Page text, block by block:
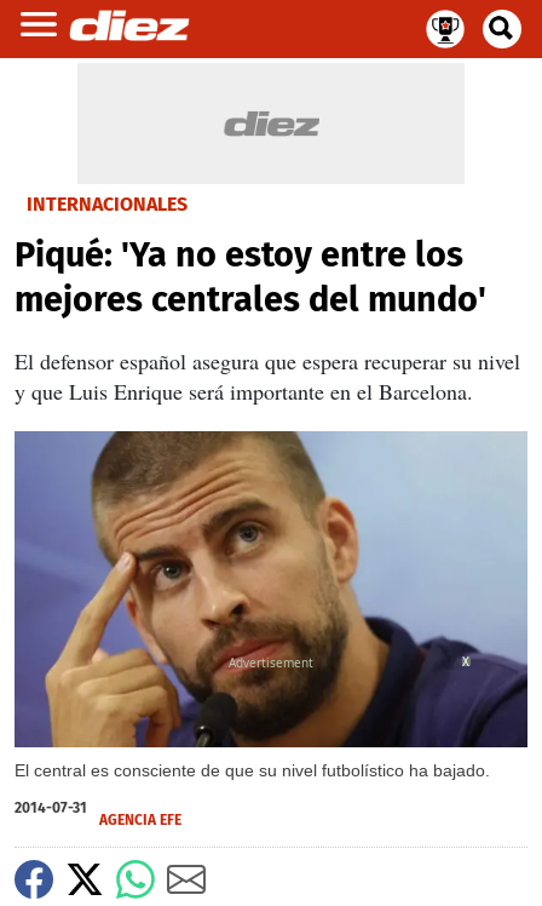
INTERNACIONALES
Piqué: 'Ya no estoy entre los
mejores centrales del mundo'
El defensor español asegura que espera recuperar su nivel
y que Luis Enrique será importante en el Barcelona.
El central es consciente de que su nivel futbolístico ha bajado.
X
2014-07-31
AGENCIA EFE